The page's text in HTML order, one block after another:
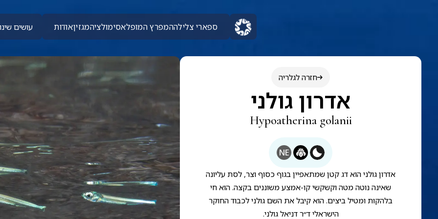
ספארי צלילההמפרץ המופלאסימולציהמגזיןאודות עושים
חזרה לגלריה
אדרון גולני
Hypoatherina golanii
NE
אדרון גולני הוא דג קטן שמתאפיין בגוף כסוף וצר, לסת עליונה
שאינה נוטה מטה וקשקשי קו-אמצע משוננים בקצה. הוא חי
בלהקות ומטיל ביצים. הוא קיבל את השם גולני לכבוד החוקר
הישראלי ד״ר דניאל גולני.